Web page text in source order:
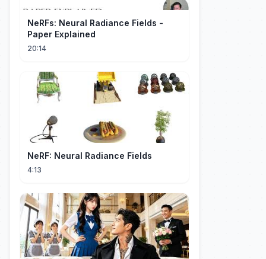
NeRFs: Neural Radiance Fields -
Paper Explained
20:14
NeRF: Neural Radiance Fields
4:13